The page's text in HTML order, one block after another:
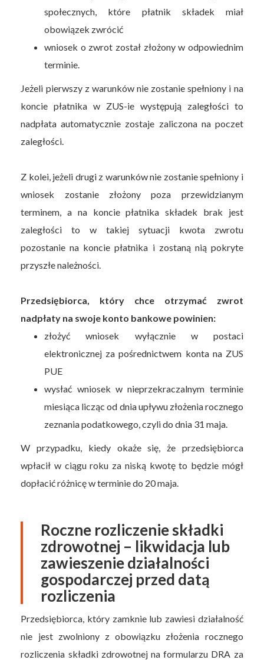
społecznych, które płatnik składek miał
obowiązek zwrócić
wniosek o zwrot został złożony w odpowiednim
terminie.
Jeżeli pierwszy z warunków nie zostanie spełniony i na
koncie płatnika w ZUS-ie występują zaległości to
nadpłata automatycznie zostaje zaliczona na poczet
zaległości.
Z kolei, jeżeli drugi z warunków nie zostanie spełniony i
wniosek zostanie złożony poza przewidzianym
terminem, a na koncie płatnika składek brak jest
zaległości to w takiej sytuacji kwota zwrotu
pozostanie na koncie płatnika i zostaną nią pokryte
przyszłe należności.
Przedsiębiorca, który chce otrzymać zwrot
nadpłaty na swoje konto bankowe powinien:
złożyć wniosek wyłącznie w postaci
elektronicznej za pośrednictwem konta na ZUS
PUE
wysłać wniosek w nieprzekraczalnym terminie
miesiąca licząc od dnia upływu złożenia rocznego
zeznania podatkowego, czyli do dnia 31 maja.
W przypadku, kiedy okaże się, że przedsiębiorca
wpłacił w ciągu roku za niską kwotę to będzie mógł
dopłacić różnicę w terminie do 20 maja.
Roczne rozliczenie składki
zdrowotnej – likwidacja lub
zawieszenie działalności
gospodarczej przed datą
rozliczenia
Przedsiębiorca, który zamknie lub zawiesi działalność
nie jest zwolniony z obowiązku złożenia rocznego
rozliczenia składki zdrowotnej na formularzu DRA za